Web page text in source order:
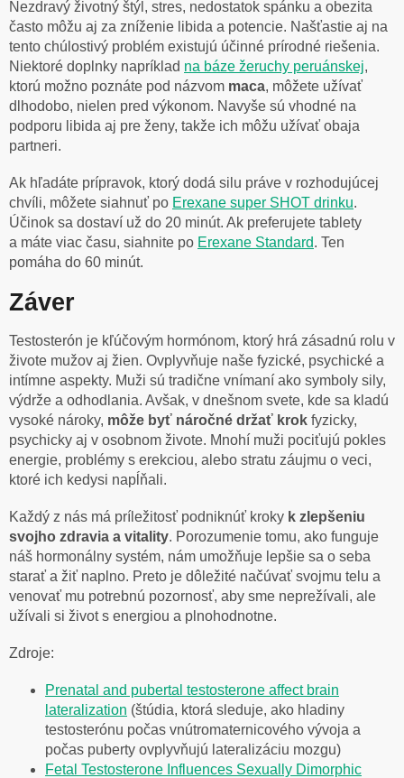
Nezdravý životný štýl, stres, nedostatok spánku a obezita
často môžu aj za zníženie libida a potencie. Našťastie aj na
tento chúlostivý problém existujú účinné prírodné riešenia.
Niektoré doplnky napríklad na báze žeruchy peruánskej,
ktorú možno poznáte pod názvom maca, môžete užívať
dlhodobo, nielen pred výkonom. Navyše sú vhodné na
podporu libida aj pre ženy, takže ich môžu užívať obaja
partneri.
Ak hľadáte prípravok, ktorý dodá silu práve v rozhodujúcej
chvíli, môžete siahnuť po Erexane super SHOT drinku.
Účinok sa dostaví už do 20 minút. Ak preferujete tablety
a máte viac času, siahnite po Erexane Standard. Ten
pomáha do 60 minút.
Záver
Testosterón je kľúčovým hormónom, ktorý hrá zásadnú rolu v
živote mužov aj žien. Ovplyvňuje naše fyzické, psychické a
intímne aspekty. Muži sú tradične vnímaní ako symboly sily,
výdrže a odhodlania. Avšak, v dnešnom svete, kde sa kladú
vysoké nároky, môže byť náročné držať krok fyzicky,
psychicky aj v osobnom živote. Mnohí muži pociťujú pokles
energie, problémy s erekciou, alebo stratu záujmu o veci,
ktoré ich kedysi napĺňali.
Každý z nás má príležitosť podniknúť kroky k zlepšeniu
svojho zdravia a vitality. Porozumenie tomu, ako funguje
náš hormonálny systém, nám umožňuje lepšie sa o seba
starať a žiť naplno. Preto je dôležité načúvať svojmu telu a
venovať mu potrebnú pozornosť, aby sme neprežívali, ale
užívali si život s energiou a plnohodnotne.
Zdroje:
Prenatal and pubertal testosterone affect brain
lateralization (štúdia, ktorá sleduje, ako hladiny
testosterónu počas vnútromaternicového vývoja a
počas puberty ovplyvňujú lateralizáciu mozgu)
Fetal Testosterone Influences Sexually Dimorphic